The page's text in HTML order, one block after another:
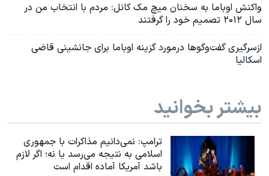
واکنش اوباما به سخنان میچ مک کانل: مردم با انتخاب من در
سال ۲۰۱۲ تصمیم خود را گرفتند
ازسرگیری گفت‌وگوها درمورد گزینه اوباما برای جانشینی قاضی
اسکالیا
بیشتر بخوانید
ترامپ: نمی‌دانیم مذاکرات با جمهوری
اسلامی به نتیجه می‌رسد یا نه؛ اگر لازم
باشد آمریکا آماده اقدام است